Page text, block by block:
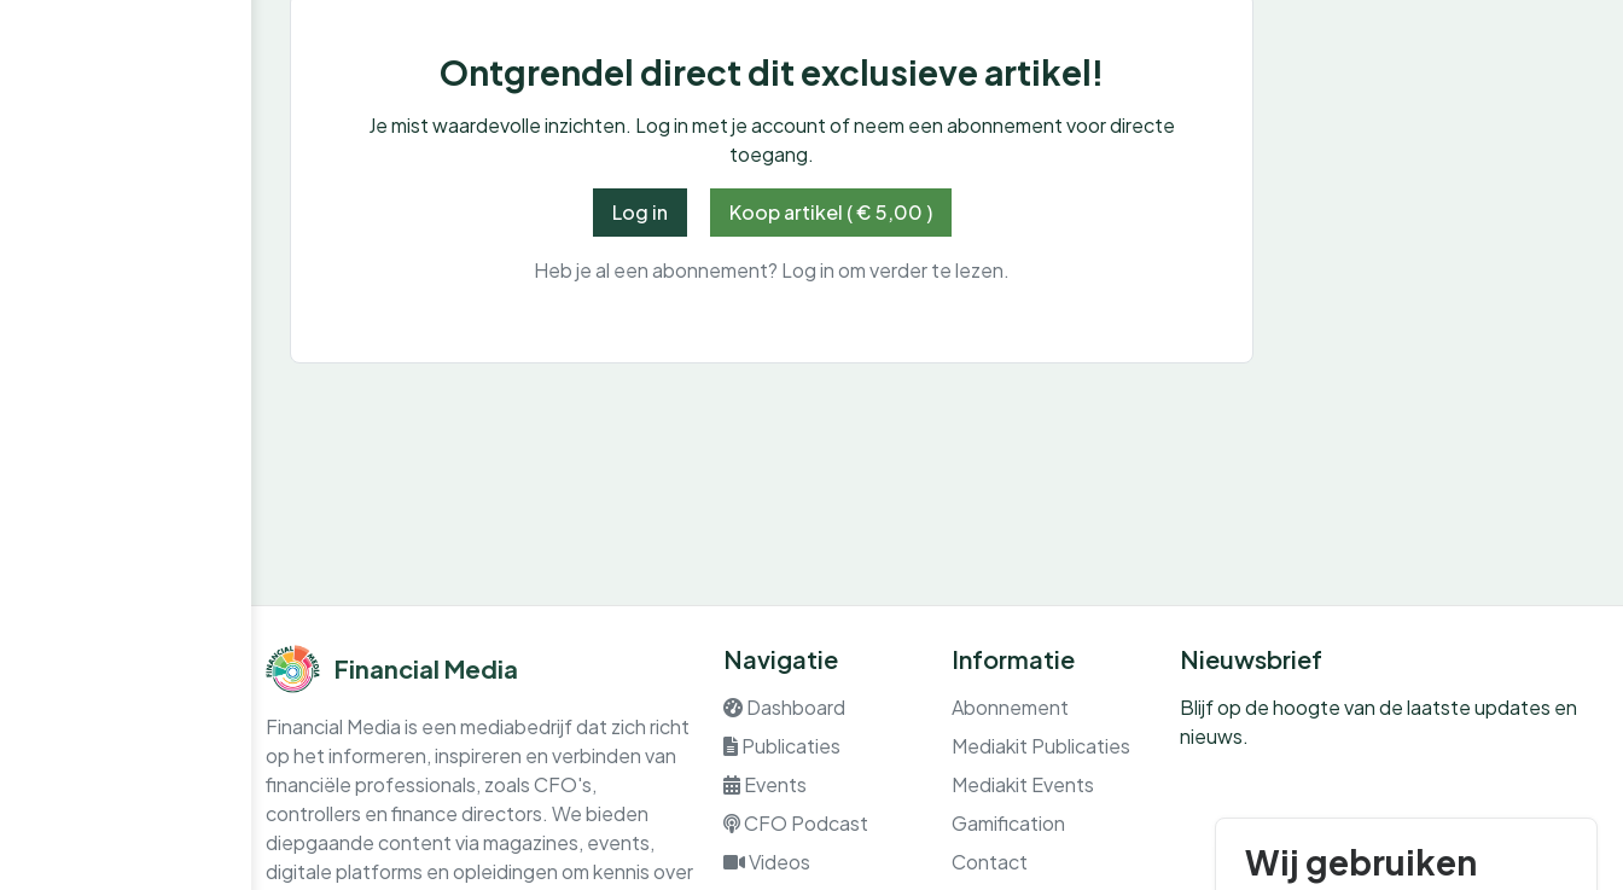
Wij gebruiken
Ontgrendel direct dit exclusieve artikel!
Je mist waardevolle inzichten. Log in met je account of neem een abonnement voor directe
toegang.
Log in Koop artikel ( € 5,00 )
Heb je al een abonnement? Log in om verder te lezen.
Financial Media
Financial Media is een mediabedrijf dat zich richt
op het informeren, inspireren en verbinden van
financiële professionals, zoals CFO's,
controllers en finance directors. We bieden
diepgaande content via magazines, events,
digitale platforms en opleidingen om kennis over
Navigatie
Dashboard
Publicaties
Events
CFO Podcast
Videos
Informatie
Abonnement
Mediakit Publicaties
Mediakit Events
Gamification
Contact
Nieuwsbrief
Blijf op de hoogte van de laatste updates en
nieuws.